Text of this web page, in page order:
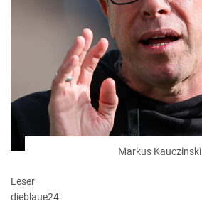
Markus Kauczinski
Leser
dieblaue24